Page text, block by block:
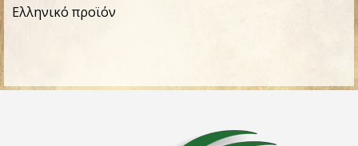
Ελληνικό προϊόν